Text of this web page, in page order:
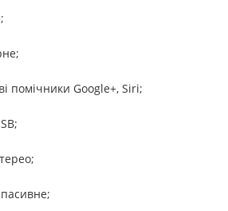
помічники Google+, Siri;